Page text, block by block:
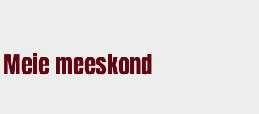
Meie meeskond